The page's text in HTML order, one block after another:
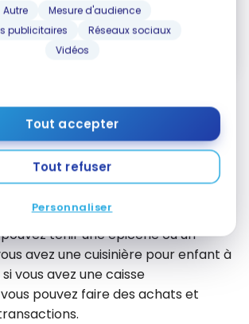
Autre
Mesure d'audience
publicitaires
Réseaux sociaux
Vidéos
Tout accepter
Tout refuser
Personnaliser
vous recevrez nos infolettres et contenus
nos
pouvez vous désabonner à tout moment.
et éducatifs ?
n’avez pas nécessairement
un jeu de société, surtout pour les
de rôleavec vos enfants. Par
tenir une épicerie ou un
avez une cuisinière pour enfant à
si vous avez une caisse
pouvez faire des achats et